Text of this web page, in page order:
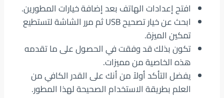
افتح إعدادات الهاتف بعد إضافة خيارات المطورين.
ابحث عن خيار تصحيح USB ثم مرر الشاشة لتستطيع
تمكين الميزة.
تكون بذلك قد وفقت في الحصول على ما تقدمه
هذه الخاصية من مميزات.
يفضل التأكد أولاً من أنك على القدر الكافي من
العلم بطريقة الاستخدام الصحيحة لهذا المطور.